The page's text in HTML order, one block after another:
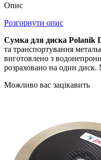
Опис
Розгорнути опис
Сумка для диска Polanik
та транспортування
виготовлено з
розраховано на один диск.
Можливо вас зацікавить